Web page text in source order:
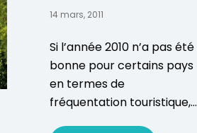
14 mars, 2011
Si l’année 2010 n’a pas été
bonne pour certains pays
en termes de
fréquentation touristique,...